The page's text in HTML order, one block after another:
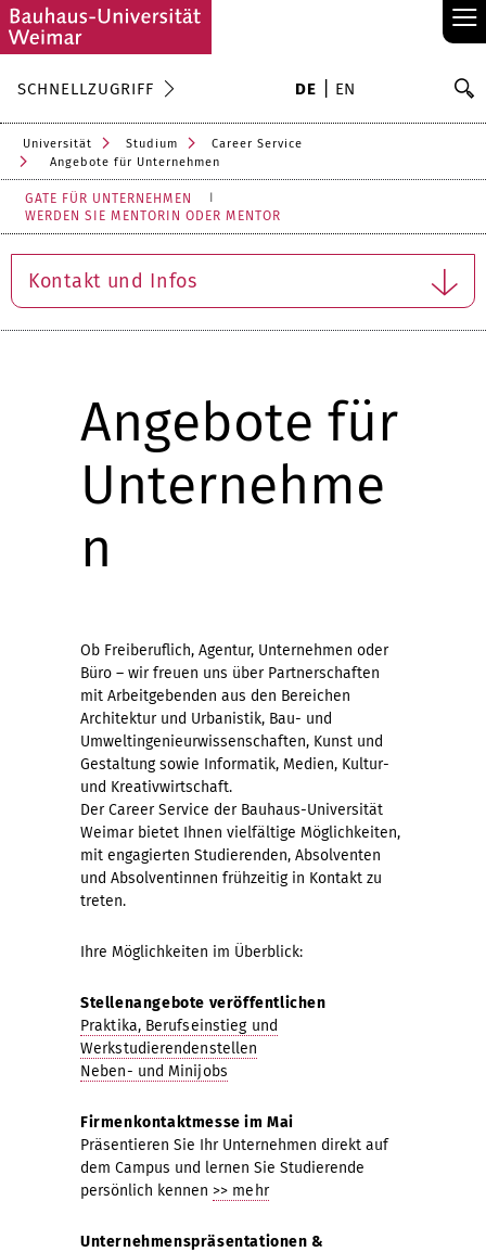
≡
SCHNELLZUGRIFF DE EN
Universität Studium
Career Service
Angebote für Unternehmen
GATE FÜR UNTERNEHMEN
WERDEN SIE MENTORIN ODER MENTOR
Kontakt und Infos
Angebote für
Unternehme
n
Ob Freiberuflich, Agentur, Unternehmen oder
Büro – wir freuen uns über Partnerschaften
mit Arbeitgebenden aus den Bereichen
Architektur und Urbanistik, Bau- und
Umweltingenieurwissenschaften, Kunst und
Gestaltung sowie Informatik, Medien, Kultur-
und Kreativwirtschaft.
Der Career Service der Bauhaus-Universität
Weimar bietet Ihnen vielfältige Möglichkeiten,
mit engagierten Studierenden, Absolventen
und Absolventinnen frühzeitig in Kontakt zu
treten.
Ihre Möglichkeiten im Überblick:
Stellenangebote veröffentlichen
Praktika, Berufseinstieg und
Werkstudierendenstellen
Neben- und Minijobs
Firmenkontaktmesse im Mai
Präsentieren Sie Ihr Unternehmen direkt auf
dem Campus und lernen Sie Studierende
persönlich kennen >> mehr
Unternehmenspräsentationen &